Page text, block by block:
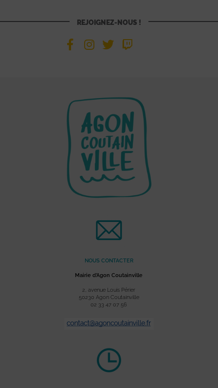
REJOIGNEZ-NOUS !
NOUS CONTACTER
Mairie d’Agon Coutainville
2, avenue Louis Périer
50230 Agon Coutainville
02 33 47 07 56